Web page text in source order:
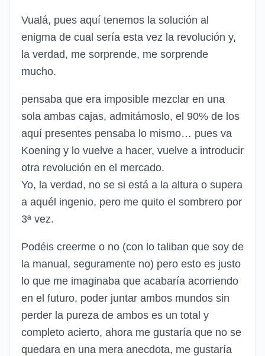
Vualá, pues aquí tenemos la solución al
enigma de cual sería esta vez la revolución y,
la verdad, me sorprende, me sorprende
mucho.
pensaba que era imposible mezclar en una
sola ambas cajas, admitámoslo, el 90% de los
aquí presentes pensaba lo mismo… pues va
Koening y lo vuelve a hacer, vuelve a introducir
otra revolución en el mercado.
Yo, la verdad, no se si está a la altura o supera
a aquél ingenio, pero me quito el sombrero por
3ª vez.
Podéis creerme o no (con lo taliban que soy de
la manual, seguramente no) pero esto es justo
lo que me imaginaba que acabaría acorriendo
en el futuro, poder juntar ambos mundos sin
perder la pureza de ambos es un total y
completo acierto, ahora me gustaría que no se
quedara en una mera anecdota, me gustaría